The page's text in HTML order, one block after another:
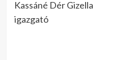
Kassáné Dér Gizella
igazgató